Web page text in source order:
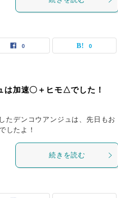
0 0
は加速〇＋ヒモ△でした！
たデンコウアンジュは、先日もお
したよ！
続きを読む